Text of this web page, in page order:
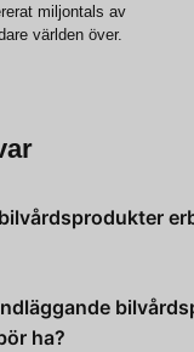
miljontals av
världen över.
läder- och
ha?